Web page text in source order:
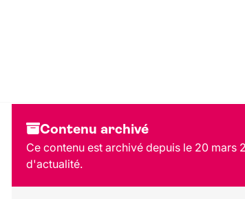
Contenu archivé
Ce contenu est archivé depuis le 20
d'actualité.